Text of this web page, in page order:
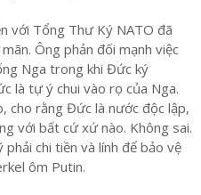
với Tổng Thư Ký NATO đã
Ông phản đối mạnh việc
Nga trong khi Đức ký
là tự ý chui vào rọ của Nga.
cho rằng Đức là nước độc lập,
với bất cứ xứ nào. Không sai.
chi tiền và lính để bảo vệ
ôm Putin.